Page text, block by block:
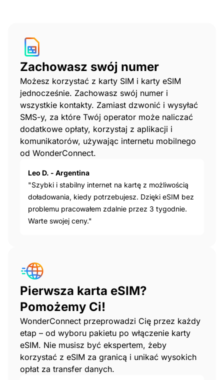
Zachowasz swój numer
Możesz korzystać z karty SIM i karty eSIM
jednocześnie. Zachowasz swój numer i
wszystkie kontakty. Zamiast dzwonić i wysyłać
SMS-y, za które Twój operator może naliczać
dodatkowe opłaty, korzystaj z aplikacji i
komunikatorów, używając internetu mobilnego
od WonderConnect.
Leo D. - Argentina
"Szybki i stabilny internet na kartę z możliwością
doładowania, kiedy potrzebujesz. Dzięki eSIM bez
problemu pracowałem zdalnie przez 3 tygodnie.
Warte swojej ceny."
Pierwsza karta eSIM?
Pomożemy Ci!
WonderConnect przeprowadzi Cię przez każdy
etap – od wyboru pakietu po włączenie karty
eSIM. Nie musisz być ekspertem, żeby
korzystać z eSIM za granicą i unikać wysokich
opłat za transfer danych.